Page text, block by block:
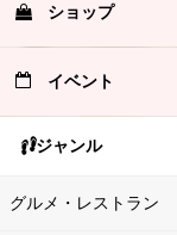
ショップ
イベント
ジャンル
グルメ・レストラン